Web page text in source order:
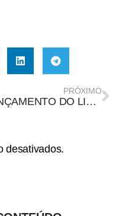
PRÓXIMO
LANÇAMENTO DO LIVRO ‘IA-CRACIA’ NO RJ REÚNE ESPECIALISTAS PARA DEBATER O PODER DAS BIG TECHS
desativados.